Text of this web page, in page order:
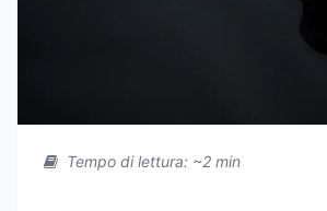
Tempo di lettura: ~2 min